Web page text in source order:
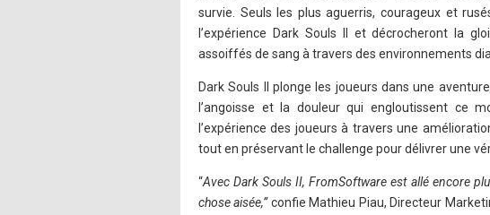
survie. Seuls les plus aguerris, courageux et
l’expérience Dark Souls II et décrocheront la
assoiffés de sang à travers des environnements
Dark Souls II plonge les joueurs dans une
l’angoisse et la douleur qui engloutissent ce
l’expérience des joueurs à travers une
tout en préservant le challenge pour délivrer une
“Avec Dark Souls II, FromSoftware est allé encore
chose aisée,”confie Mathieu Piau, Directeur